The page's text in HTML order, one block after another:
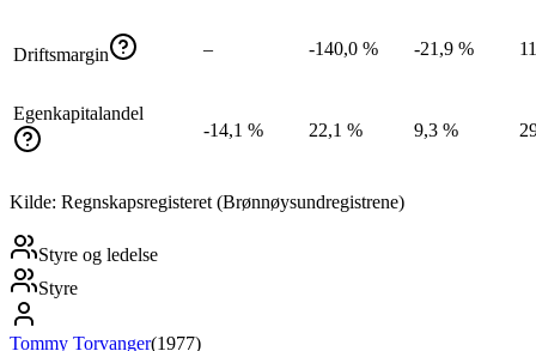
Driftsmargin – -140,0 % -21,9 %
Egenkapitalandel
-14,1 %
22,1 % 9,3 %
Kilde: Regnskapsregisteret (Brønnøysundregistrene)
Styre og ledelse
Styre
Tommy Torvanger(1977)